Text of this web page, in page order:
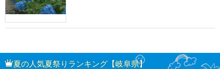
夏の人気夏祭りランキング【岐阜県】